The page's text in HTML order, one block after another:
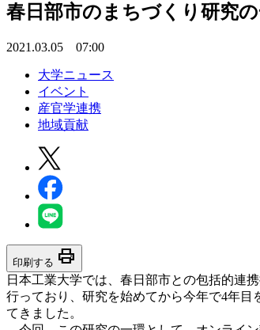
春日部市のまちづくり研究
2021.03.05 07:00
大学ニュース
イベント
産官学連携
地域貢献
印刷する print
日本工業大学では、春日部市との包括的連
行っており、研究を始めてから今年で4年
てきました。